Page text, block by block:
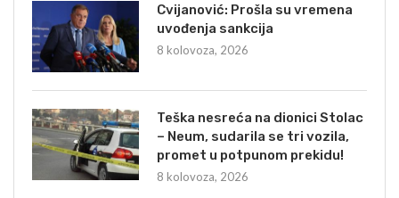
Cvijanović: Prošla su vremena
uvođenja sankcija
8 kolovoza, 2026
Teška nesreća na dionici Stolac
– Neum, sudarila se tri vozila,
promet u potpunom prekidu!
8 kolovoza, 2026